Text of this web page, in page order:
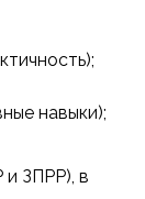
навыки);
и ЗПРР), в